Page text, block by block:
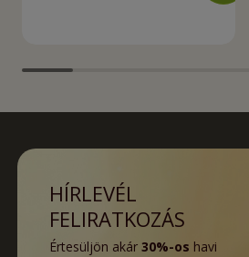
HÍRLEVÉL
FELIRATKOZÁS
Értesüljön akár 30%-os havi